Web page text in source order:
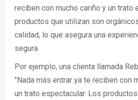
reciben con mucho cariño y un trato
productos que utilizan son
calidad, lo que asegura una
segura.
Por ejemplo, una clienta llamada
"Nada más entrar ya te reciben con
un trato espectacular. Los